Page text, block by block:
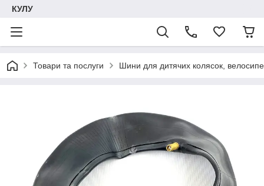
КУЛУ
Товари та послуги Шини для дитячих колясок,